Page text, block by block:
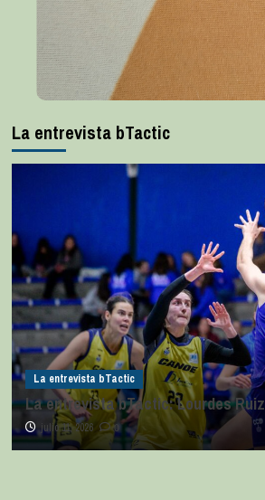
La entrevista bTactic
La entrevista bTactic
La entrevista bTactic: Lourdes Ruiz
julio 11, 2026 0